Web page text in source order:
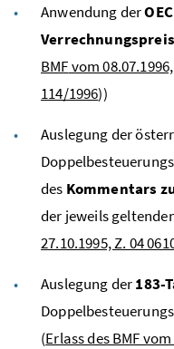
Anwendung der
BMFvom
114/1996))
Auslegung der
des Kommentars
der jeweils
27.10.1995, Z. 04
Auslegung der183-
(Erlass des BMF